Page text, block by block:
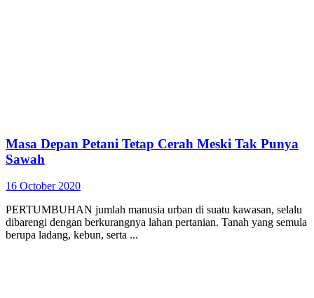
Masa Depan Petani Tetap Cerah Meski Tak Punya
Sawah
16 October 2020
PERTUMBUHAN jumlah manusia urban di suatu kawasan, selalu
dibarengi dengan berkurangnya lahan pertanian. Tanah yang semula
berupa ladang, kebun, serta ...